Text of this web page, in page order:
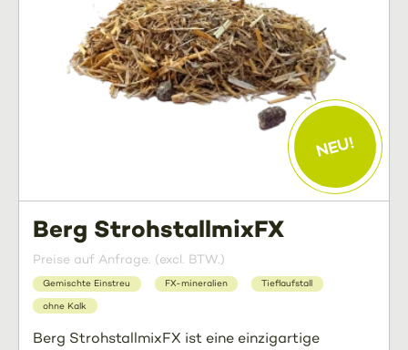
NEU!
Berg StrohstallmixFX
Preise auf Anfrage. (excl. BTW.)
Gemischte Einstreu FX-mineralien Tieflaufstall
ohne Kalk
Berg StrohstallmixFX ist eine einzigartige